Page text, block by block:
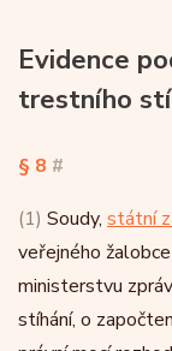
Evidence
trestního
§ 8 #
(1) Soudy, státní
veřejného
ministerstvu
stíhání, o